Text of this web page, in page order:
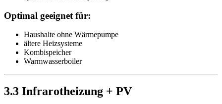
Optimal geeignet für:
Haushalte ohne Wärmepumpe
ältere Heizsysteme
Kombispeicher
Warmwasserboiler
3.3 Infrarotheizung + PV